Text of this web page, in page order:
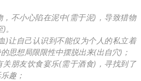
不小心陷在泥中(需于泥)，导致猎物
)让自己认识到不能仅为个人的私立着
思想局限限性中摆脱出来(出自穴)；
朋友饮食宴乐(需于酒食)，寻找到了
趣；